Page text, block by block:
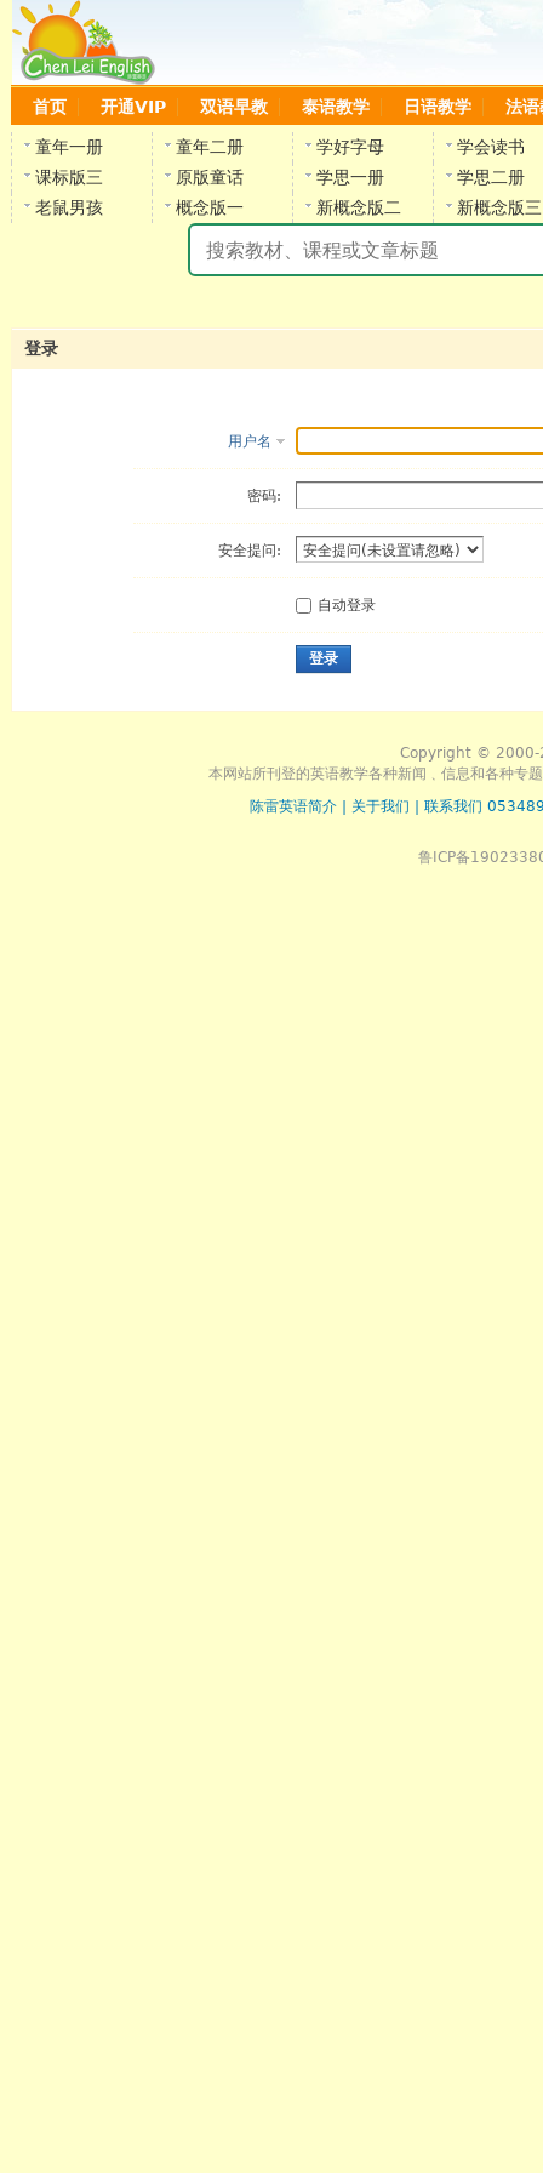
首页 开通VIP 双语早教 泰语教学 日语教学 法语
童年一册 童年二册 学好字母
学会读书
课标版三
原版童话 学思一册
学思二册
老鼠男孩
概念版一 新概念版二 新概念版三
登录
用户名
密码:
安全提问:
自动登录
登录
Copyright © 2000-
本网站所刊登的英语教学各种新闻﹑信息和各种专
陈雷英语简介
关于我们 联系我们
鲁ICP备